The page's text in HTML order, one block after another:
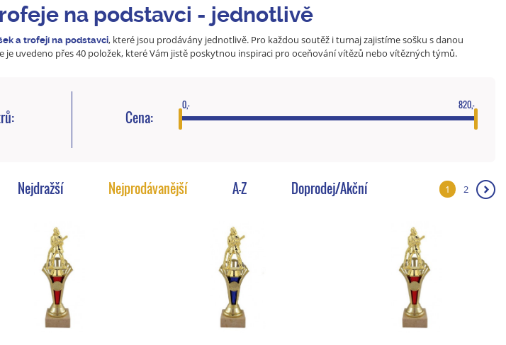
na podstavci - jednotlivě
a trofejí na podstavci, které jsou prodávány jednotlivě. Pro každou soutěž i turnaj zajistíme sošku s danou
uvedeno přes 40 položek, které Vám jistě poskytnou inspiraci pro oceňování vítězů nebo vítězných týmů.
Cena:
0,- 820,-
1 2 ❯
Nejdražší Nejprodávanější A-Z Doprodej/Akční